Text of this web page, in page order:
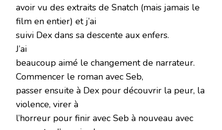
avoir vu des extraits de Snatch (mais jamais le
film en entier) et j’ai
suivi Dex dans sa descente aux enfers.
J’ai
beaucoup aimé le changement de narrateur.
Commencer le roman avec Seb,
passer ensuite à Dex pour découvrir la peur, la
violence, virer à
l’horreur pour finir avec Seb à nouveau avec